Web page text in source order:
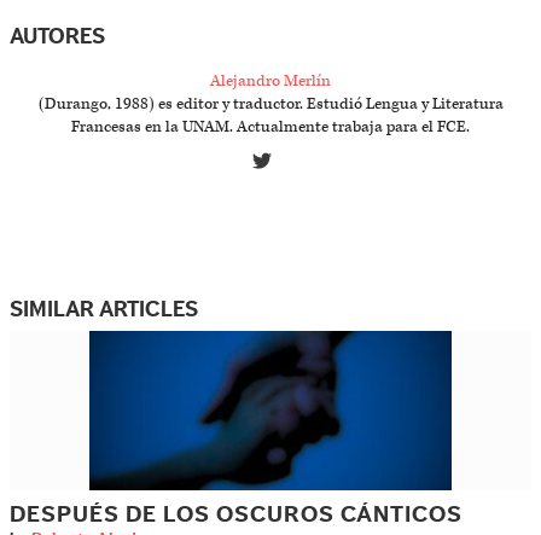
AUTORES
Alejandro Merlín
(Durango, 1988) es editor y traductor. Estudió Lengua y Literatura
Francesas en la UNAM. Actualmente trabaja para el FCE.
SIMILAR ARTICLES
DESPUÉS DE LOS OSCUROS CÁNTICOS